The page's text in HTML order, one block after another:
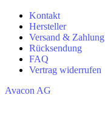
Kontakt
Hersteller
Versand & Zahlung
Rücksendung
FAQ
Vertrag widerrufen
Avacon AG